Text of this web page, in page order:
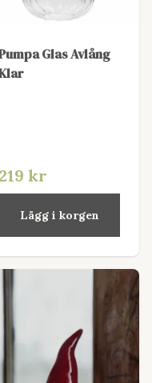
Glas Avlång
219 kr
Lägg i korgen